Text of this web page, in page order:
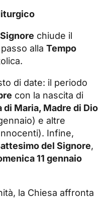
chiude il
alla Tempo
di date: il periodo
con la nascita di
di Maria, Madre di Dio
e altre
Infine,
del Signore,
11 gennaio
la Chiesa affronta